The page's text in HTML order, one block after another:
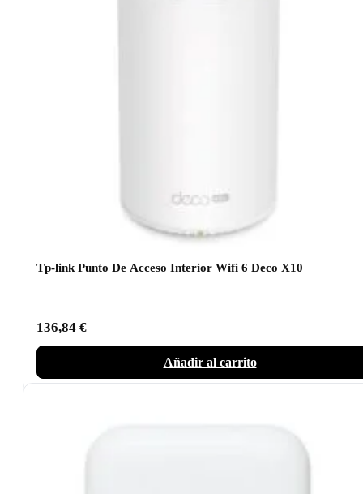
Tp-link Punto De Acceso Interior Wifi 6 Deco X10
136,84 €
Añadir al carrito